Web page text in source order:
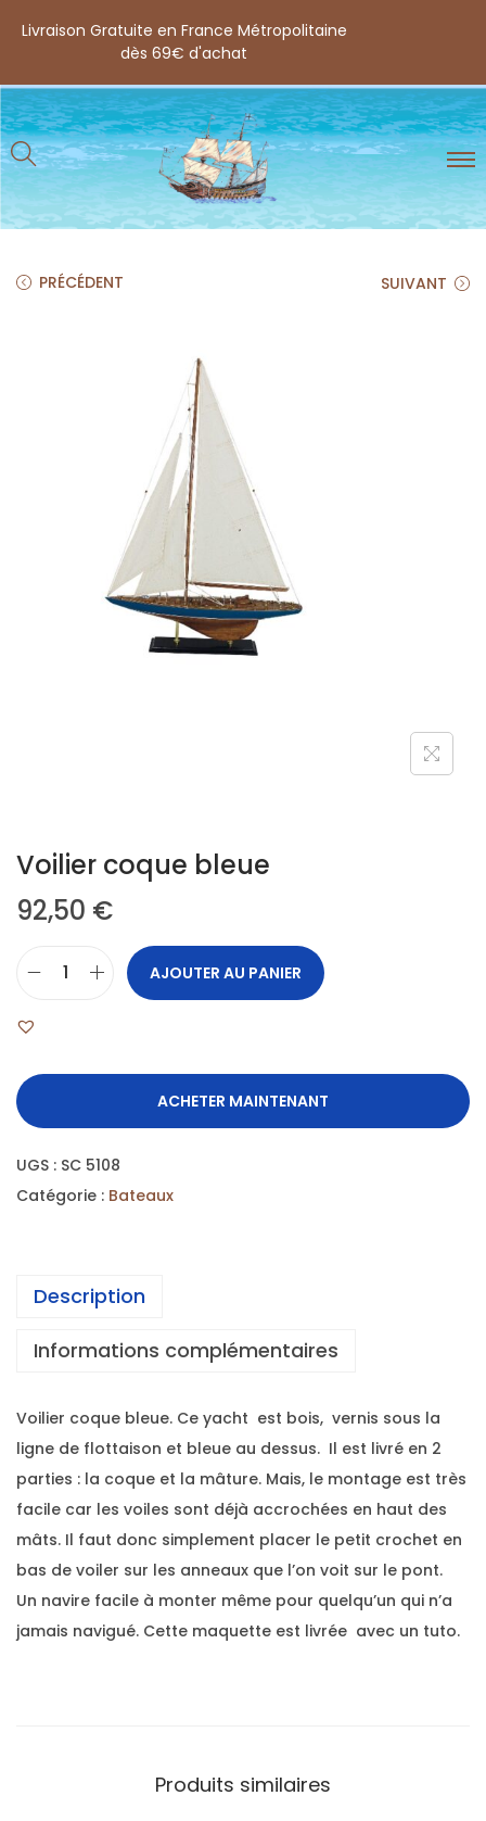
Livraison Gratuite en France Métropolitaine
dès 69€ d'achat
PRÉCÉDENT SUIVANT
Voilier coque bleue
92,50 €
AJOUTER AU PANIER
ACHETER MAINTENANT
UGS : SC 5108
Catégorie : Bateaux
Description
Informations complémentaires
Voilier coque bleue. Ce yacht est bois, vernis sous la
ligne de flottaison et bleue au dessus. Il est livré en 2
parties : la coque et la mâture. Mais, le montage est très
facile car les voiles sont déjà accrochées en haut des
mâts. Il faut donc simplement placer le petit crochet en
bas de voiler sur les anneaux que l’on voit sur le pont.
Un navire facile à monter même pour quelqu’un qui n’a
jamais navigué. Cette maquette est livrée avec un tuto.
Produits similaires